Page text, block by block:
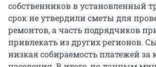
собственников в установленный
срок не утвердили сметы для
ремонтов, а часть подрядчиков
привлекать из других регионов.
низкая собираемость платежей за